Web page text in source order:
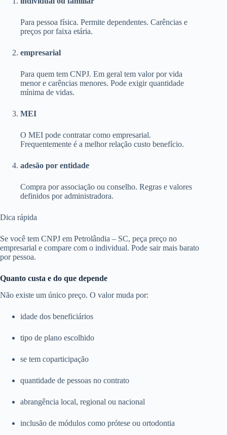
Para pessoa física. Permite dependentes. Carências e
preços por faixa etária.
empresarial
Para quem tem CNPJ. Em geral tem valor por vida
menor e carências menores. Pode exigir quantidade
mínima de vidas.
MEI
O MEI pode contratar como empresarial.
Frequentemente é a melhor relação custo benefício.
adesão por entidade
Compra por associação ou conselho. Regras e valores
definidos por administradora.
Dica rápida
Se você tem CNPJ em Petrolândia – SC, peça preço no
empresarial e compare com o individual. Pode sair mais barato
por pessoa.
Quanto custa e do que depende
Não existe um único preço. O valor muda por:
idade dos beneficiários
tipo de plano escolhido
se tem coparticipação
quantidade de pessoas no contrato
abrangência local, regional ou nacional
inclusão de módulos como prótese ou ortodontia